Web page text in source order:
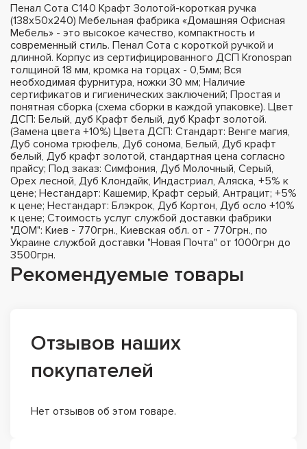
Пенал Сота С140 Крафт Золотой-короткая ручка
(138х50х240) Мебельная фабрика «Домашняя Офисная
Мебель» - это высокое качество, компактность и
современный стиль. Пенал Сота с короткой ручкой и
длинной. Корпус из сертифицированного ДСП Kronospan
толщиной 18 мм, кромка на торцах - 0,5мм; Вся
необходимая фурнитура, ножки 30 мм; Наличие
сертификатов и гигиенических заключений; Простая и
понятная сборка (схема сборки в каждой упаковке). Цвет
ДСП: Белый, дуб Крафт белый, дуб Крафт золотой.
(Замена цвета +10%) Цвета ДСП: Стандарт: Венге магия,
Дуб сонома трюфель, Дуб сонома, Белый, Дуб крафт
белый, Дуб крафт золотой, стандартная цена согласно
прайсу; Под заказ: Симфония, Дуб Молочный, Серый,
Орех лесной, Дуб Клондайк, Индастриал, Аляска, +5% к
цене; Нестандарт: Кашемир, Крафт серый, Антрацит; +5%
к цене; Нестандарт: Блэкрок, Дуб Кортон, Дуб осло +10%
к цене; Стоимость услуг службой доставки фабрики
"ДОМ": Киев - 770грн., Киевская обл. от - 770грн., по
Украине службой доставки "Новая Почта" от 1000грн до
3500грн.
Рекомендуемые товары
Отзывов наших
покупателей
Нет отзывов об этом товаре.